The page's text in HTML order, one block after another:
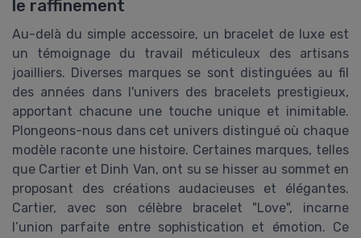
le raffinement
Au-delà du simple accessoire, un bracelet de luxe est
un témoignage du travail méticuleux des artisans
joailliers. Diverses marques se sont distinguées au fil
des années dans l'univers des bracelets prestigieux,
apportant chacune une touche unique et inimitable.
Plongeons-nous dans cet univers distingué où chaque
modèle raconte une histoire. Certaines marques, telles
que Cartier et Dinh Van, ont su se hisser au sommet en
proposant des créations audacieuses et élégantes.
Cartier, avec son célèbre bracelet "Love", incarne
l’union parfaite entre sophistication et émotion. Ce